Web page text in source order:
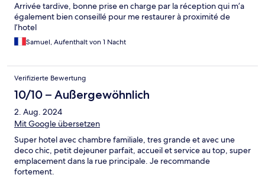
Arrivée tardive, bonne prise en charge par la réception qui m’a
également bien conseillé pour me restaurer à proximité de
l’hotel
Samuel, Aufenthalt von 1 Nacht
Verifizierte Bewertung
10/10 – Außergewöhnlich
2. Aug. 2024
Mit Google übersetzen
Super hotel avec chambre familiale, tres grande et avec une
deco chic, petit dejeuner parfait, accueil et service au top, super
emplacement dans la rue principale. Je recommande
fortement.